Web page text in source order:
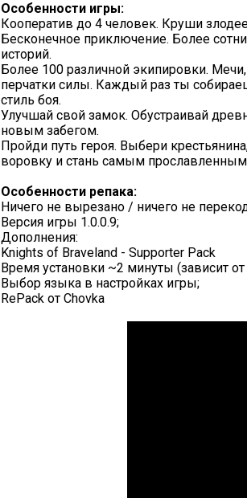
Особенности игры:
Кооператив до 4 человек. Круши
Бесконечное приключение. Более
историй.
Более 100 различной экипировки.
перчатки силы. Каждый раз ты
стиль боя.
Улучшай свой замок. Обустраивай
новым забегом.
Пройди путь героя. Выбери
воровку и стань самым
Особенности репака:
Ничего не вырезано / ничего не
Версия игры 1.0.0.9;
Дополнения:
Knights of Braveland - Supporter Pack
Время установки ~2 минуты (зависит
Выбор языка в настройках игры;
RePack от Chovka